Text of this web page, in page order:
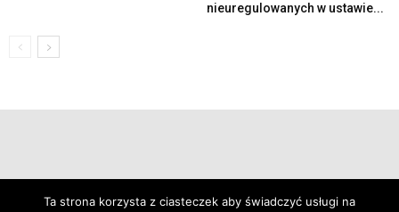
nieuregulowanych w ustawie...
Ta strona korzysta z ciasteczek aby świadczyć usługi na